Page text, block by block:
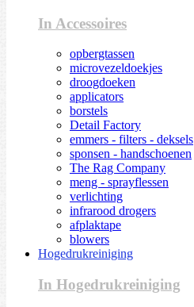
In Accessoires
opbergtassen
microvezeldoekjes
droogdoeken
applicators
borstels
Detail Factory
emmers - filters - deksels
sponsen - handschoenen
The Rag Company
meng - sprayflessen
verlichting
infrarood drogers
afplaktape
blowers
Hogedrukreiniging
In Hogedrukreiniging